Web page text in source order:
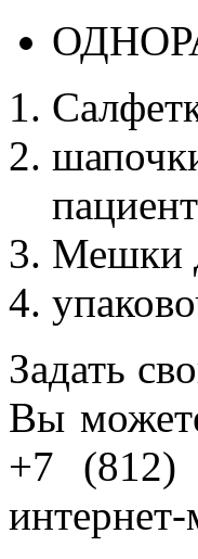
Мешки
Задать
Вы
+7 (812)
интернет-